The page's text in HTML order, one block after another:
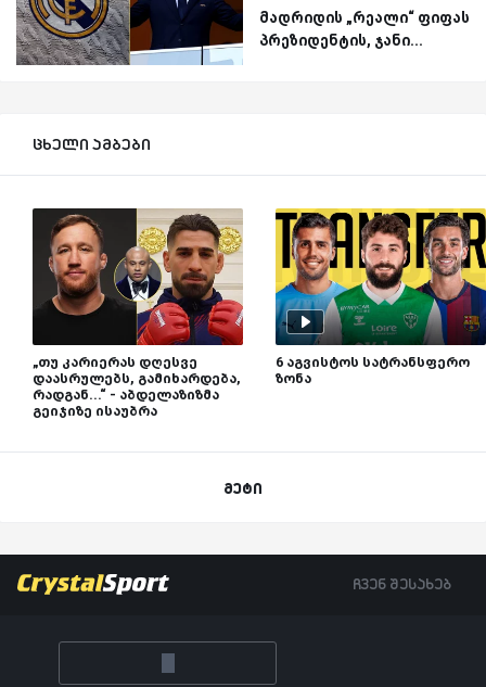
მადრიდის „რეალი“ ფიფას
პრეზიდენტის, ჯანი...
ცხელი ამბები
„თუ კარიერას დღესვე
დაასრულებს, გამიხარდება,
რადგან...“ - აბდელაზიზმა
გეიჯიზე ისაუბრა
6 აგვისტოს სატრანსფერო
ზონა
მეტი
ჩვენ შესახებ